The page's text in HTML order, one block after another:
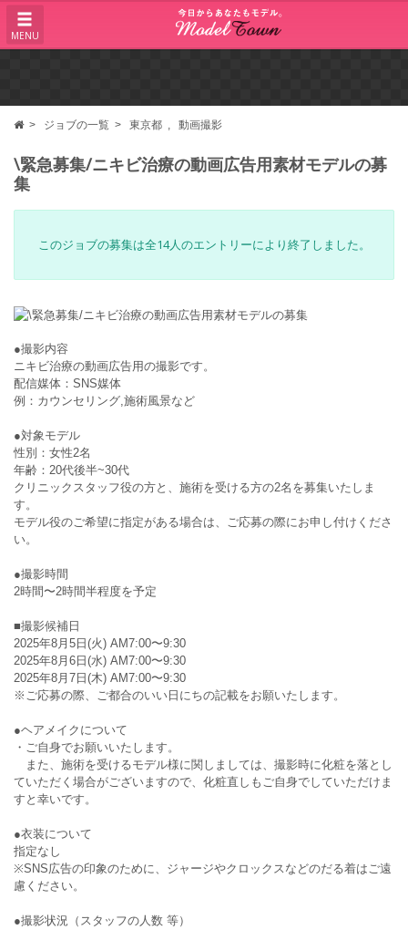
MENU
ジョブの一覧 東京都 動画撮影
\緊急募集/ニキビ治療の動画広告用素材モデルの募
集
このジョブの募集は全14人のエントリーにより終了しました。
●撮影内容
ニキビ治療の動画広告用の撮影です。
配信媒体：SNS媒体
例：カウンセリング,施術風景など
●対象モデル
性別：女性2名
年齢：20代後半~30代
クリニックスタッフ役の方と、施術を受ける方の2名を募集いたしま
す。
モデル役のご希望に指定がある場合は、ご応募の際にお申し付けくださ
い。
●撮影時間
2時間〜2時間半程度を予定
■撮影候補日
2025年8月5日(火) AM7:00〜9:30
2025年8月6日(水) AM7:00〜9:30
2025年8月7日(木) AM7:00〜9:30
※ご応募の際、ご都合のいい日にちの記載をお願いたします。
●ヘアメイクについて
・ご自身でお願いいたします。
また、施術を受けるモデル様に関しましては、撮影時に化粧を落とし
ていただく場合がございますので、化粧直しもご自身でしていただけま
すと幸いです。
●衣装について
指定なし
※SNS広告の印象のために、ジャージやクロックスなどのだる着はご遠
慮ください。
●撮影状況（スタッフの人数 等）